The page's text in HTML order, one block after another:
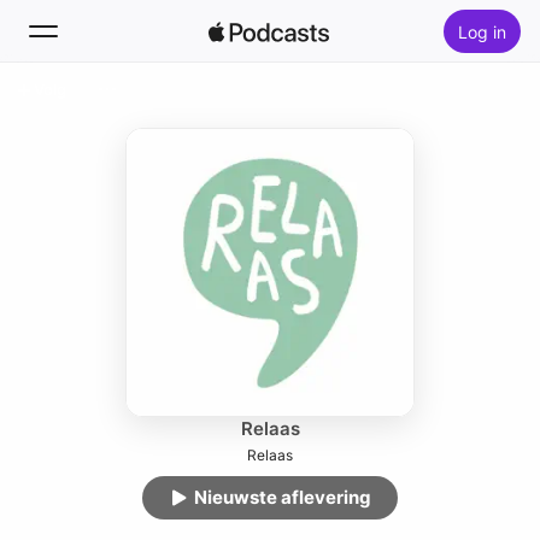
Log in
Relaas
Relaas
Nieuwste aflevering